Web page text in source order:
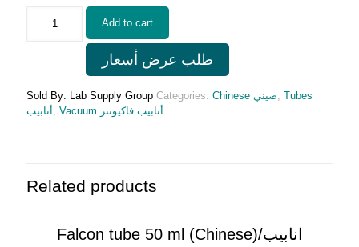
انابيب
فاكيوتنر
سيتريت
Add to cart
طلب عرض أسعار
Sold By: Lab Supply Group Categories: Chinese صيني, Tubes
أنابيب, Vacuum أنابيب فاكيوتنر
Related products
Falcon tube 50 ml (Chinese)/انابيب